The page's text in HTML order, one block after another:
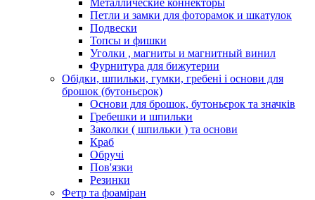
Металлические коннекторы
Петли и замки для фоторамок и шкатулок
Подвески
Топсы и фишки
Уголки , магниты и магнитный винил
Фурнитура для бижутерии
Обідки, шпильки, гумки, гребені і основи для
брошок (бутоньєрок)
Основи для брошок, бутоньєрок та значків
Гребешки и шпильки
Заколки ( шпильки ) та основи
Краб
Обручі
Пов'язки
Резинки
Фетр та фоаміран